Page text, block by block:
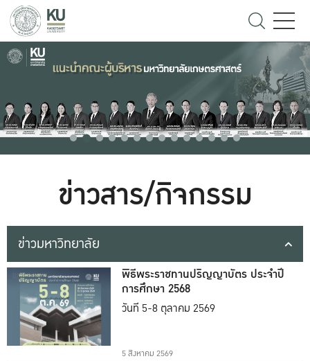
ข่าวสาร/กิจกรรม
ข่าวมหาวิทยาลัย
พิธีพระราชทานปริญญาบัตร ประจำปี
การศึกษา 2568
วันที่ 5-8 ตุลาคม 2569
5 สิงหาคม 2569